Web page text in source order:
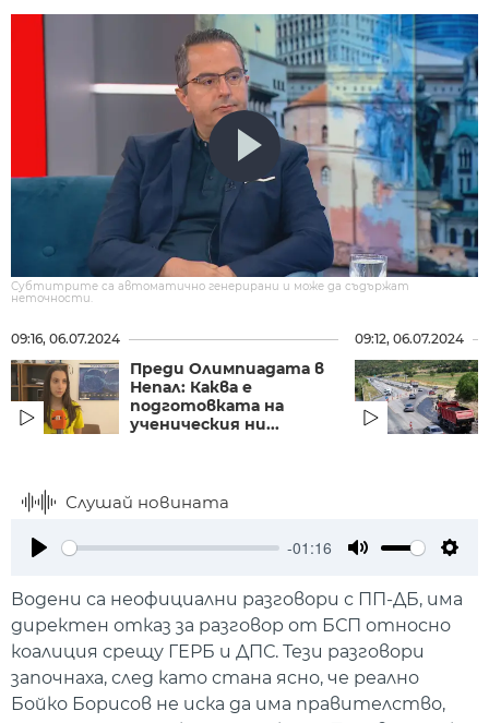
Субтитрите са автоматично генерирани и може да съдържат
неточности.
09:16, 06.07.2024
Преди Олимпиадата в
Непал: Каква е
подготовката на
ученическия ни...
09:12, 06.07.2024
Слушай новината
-01:16
Водени са неофициални разговори с ПП-ДБ, има
директен отказ за разговор от БСП относно
коалиция срещу ГЕРБ и ДПС. Тези разговори
започнаха, след като стана ясно, че реално
Бойко Борисов не иска да има правителство,